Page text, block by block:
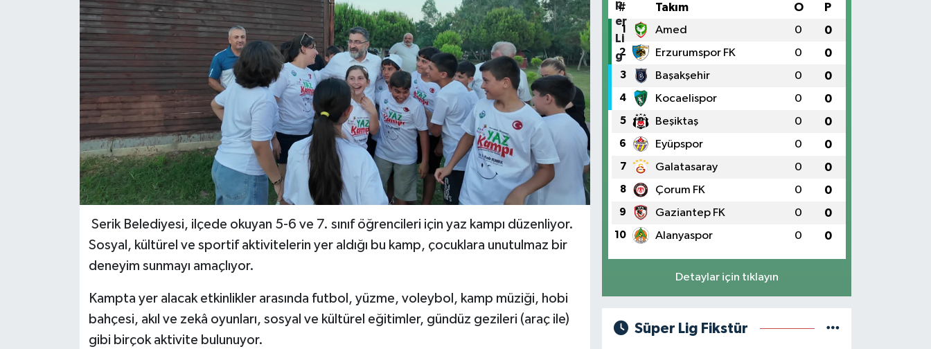
Serik Belediyesi, ilçede okuyan 5-6 ve 7. sınıf öğrencileri için yaz kampı düzenliyor.
Sosyal, kültürel ve sportif aktivitelerin yer aldığı bu kamp, çocuklara unutulmaz bir
deneyim sunmayı amaçlıyor.
Kampta yer alacak etkinlikler arasında futbol, yüzme, voleybol, kamp müziği, hobi
bahçesi, akıl ve zekâ oyunları, sosyal ve kültürel eğitimler, gündüz gezileri (araç ile)
gibi birçok aktivite bulunuyor.
# Takım O P
1 Amed 0 0
2 Erzurumspor FK 0 0
3 Başakşehir 0 0
4 Kocaelispor 0 0
5 Beşiktaş 0 0
6 Eyüpspor 0 0
7 Galatasaray 0 0
8 Çorum FK 0 0
9 Gaziantep FK 0 0
10 Alanyaspor 0 0
Detaylar için tıklayın
Süper Lig Fikstür